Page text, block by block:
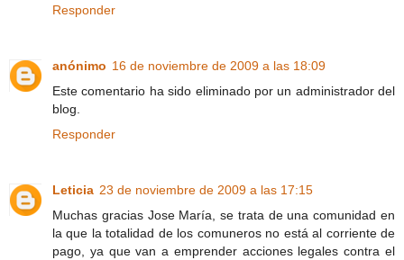
Responder
anónimo 16 de noviembre de 2009 a las 18:09
Este comentario ha sido eliminado por un administrador del
blog.
Responder
Leticia 23 de noviembre de 2009 a las 17:15
Muchas gracias Jose María, se trata de una comunidad en
la que la totalidad de los comuneros no está al corriente de
pago, ya que van a emprender acciones legales contra el